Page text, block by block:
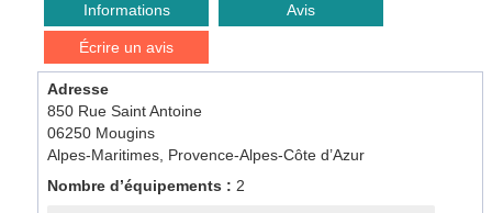
Informations Avis
Écrire un avis
Adresse
850 Rue Saint Antoine
06250 Mougins
Alpes-Maritimes, Provence-Alpes-Côte d’Azur
Nombre d’équipements : 2